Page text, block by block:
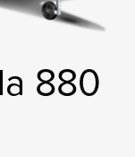
880